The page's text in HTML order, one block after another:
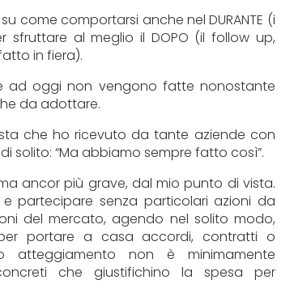
come comportarsi anche nel DURANTE (i
al meglio il DOPO (il follow up,
in fiera).
ad oggi non vengono fatte nonostante
da adottare.
che ho ricevuto da tante aziende con
solito: “Ma abbiamo sempre fatto così”.
ancor più grave, dal mio punto di vista.
partecipare senza particolari azioni da
del mercato, agendo nel solito modo,
portare a casa accordi, contratti o
atteggiamento non è minimamente
che giustifichino la spesa per